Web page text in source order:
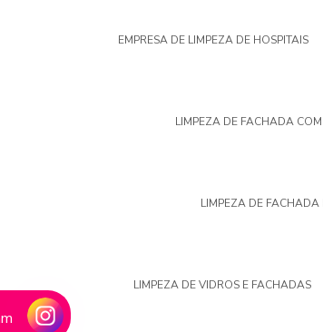
EMPRESA DE LIMPEZA DE HOSPITAIS
LIMPEZA DE FACHADA
LIMPEZA DE FACHADA
LIMPEZA DE VIDROS E FACHADAS